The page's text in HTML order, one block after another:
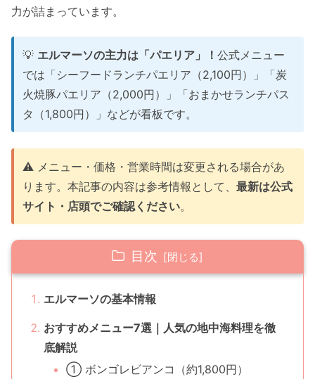
力が詰まっています。
💡 エルマーソの主力は「パエリア」！ 公式メニュー
では「シーフードランチパエリア（2,100円）」「炭
火焼豚パエリア（2,000円）」「おまかせランチパス
タ（1,800円）」などが看板です。
⚠️ メニュー・価格・営業時間は変更される場合があ
ります。本記事の内容は参考情報として、 最新は公式
サイト・店頭でご確認ください。
目次
エルマーソの基本情報
おすすめメニュー7選｜人気の地中海料理を徹
底解説
① ボンゴレビアンコ（約1,800円）